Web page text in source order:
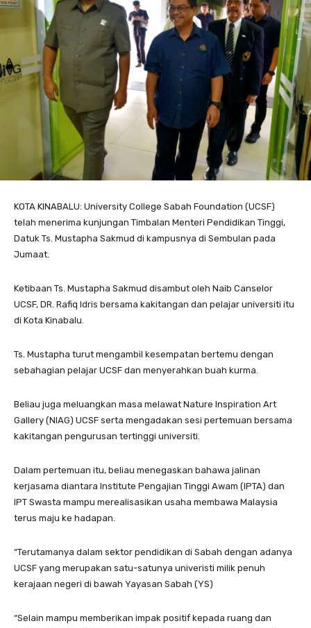
KOTA KINABALU: University College Sabah Foundation (UCSF)
telah menerima kunjungan Timbalan Menteri Pendidikan Tinggi,
Datuk Ts. Mustapha Sakmud di kampusnya di Sembulan pada
Jumaat.
Ketibaan Ts. Mustapha Sakmud disambut oleh Naib Canselor
UCSF, DR. Rafiq Idris bersama kakitangan dan pelajar universiti itu
di Kota Kinabalu.
Ts. Mustapha turut mengambil kesempatan bertemu dengan
sebahagian pelajar UCSF dan menyerahkan buah kurma.
Beliau juga meluangkan masa melawat Nature Inspiration Art
Gallery (NIAG) UCSF serta mengadakan sesi pertemuan bersama
kakitangan pengurusan tertinggi universiti.
Dalam pertemuan itu, beliau menegaskan bahawa jalinan
kerjasama diantara Institute Pengajian Tinggi Awam (IPTA) dan
IPT Swasta mampu merealisasikan usaha membawa Malaysia
terus maju ke hadapan.
“Terutamanya dalam sektor pendidikan di Sabah dengan adanya
UCSF yang merupakan satu-satunya univeristi milik penuh
kerajaan negeri di bawah Yayasan Sabah (YS)
“Selain mampu memberikan impak positif kepada ruang dan